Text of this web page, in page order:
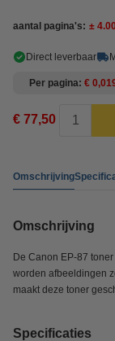
aantal pagina's: ±
Direct leverbaar
Per pagina €
€ 77,50
Omschrijving
Omschrijving
De Canon EP-87
worden afbeeldingen
maakt deze toner
Specificaties